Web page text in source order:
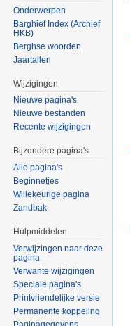
Onderwerpen
Barghief Index (Archief
HKB)
Berghse woorden
Jaartallen
Wijzigingen
Nieuwe pagina's
Nieuwe bestanden
Recente wijzigingen
Bijzondere pagina's
Alle pagina's
Beginnetjes
Willekeurige pagina
Zandbak
Hulpmiddelen
Verwijzingen naar deze
pagina
Verwante wijzigingen
Speciale pagina's
Printvriendelijke versie
Permanente koppeling